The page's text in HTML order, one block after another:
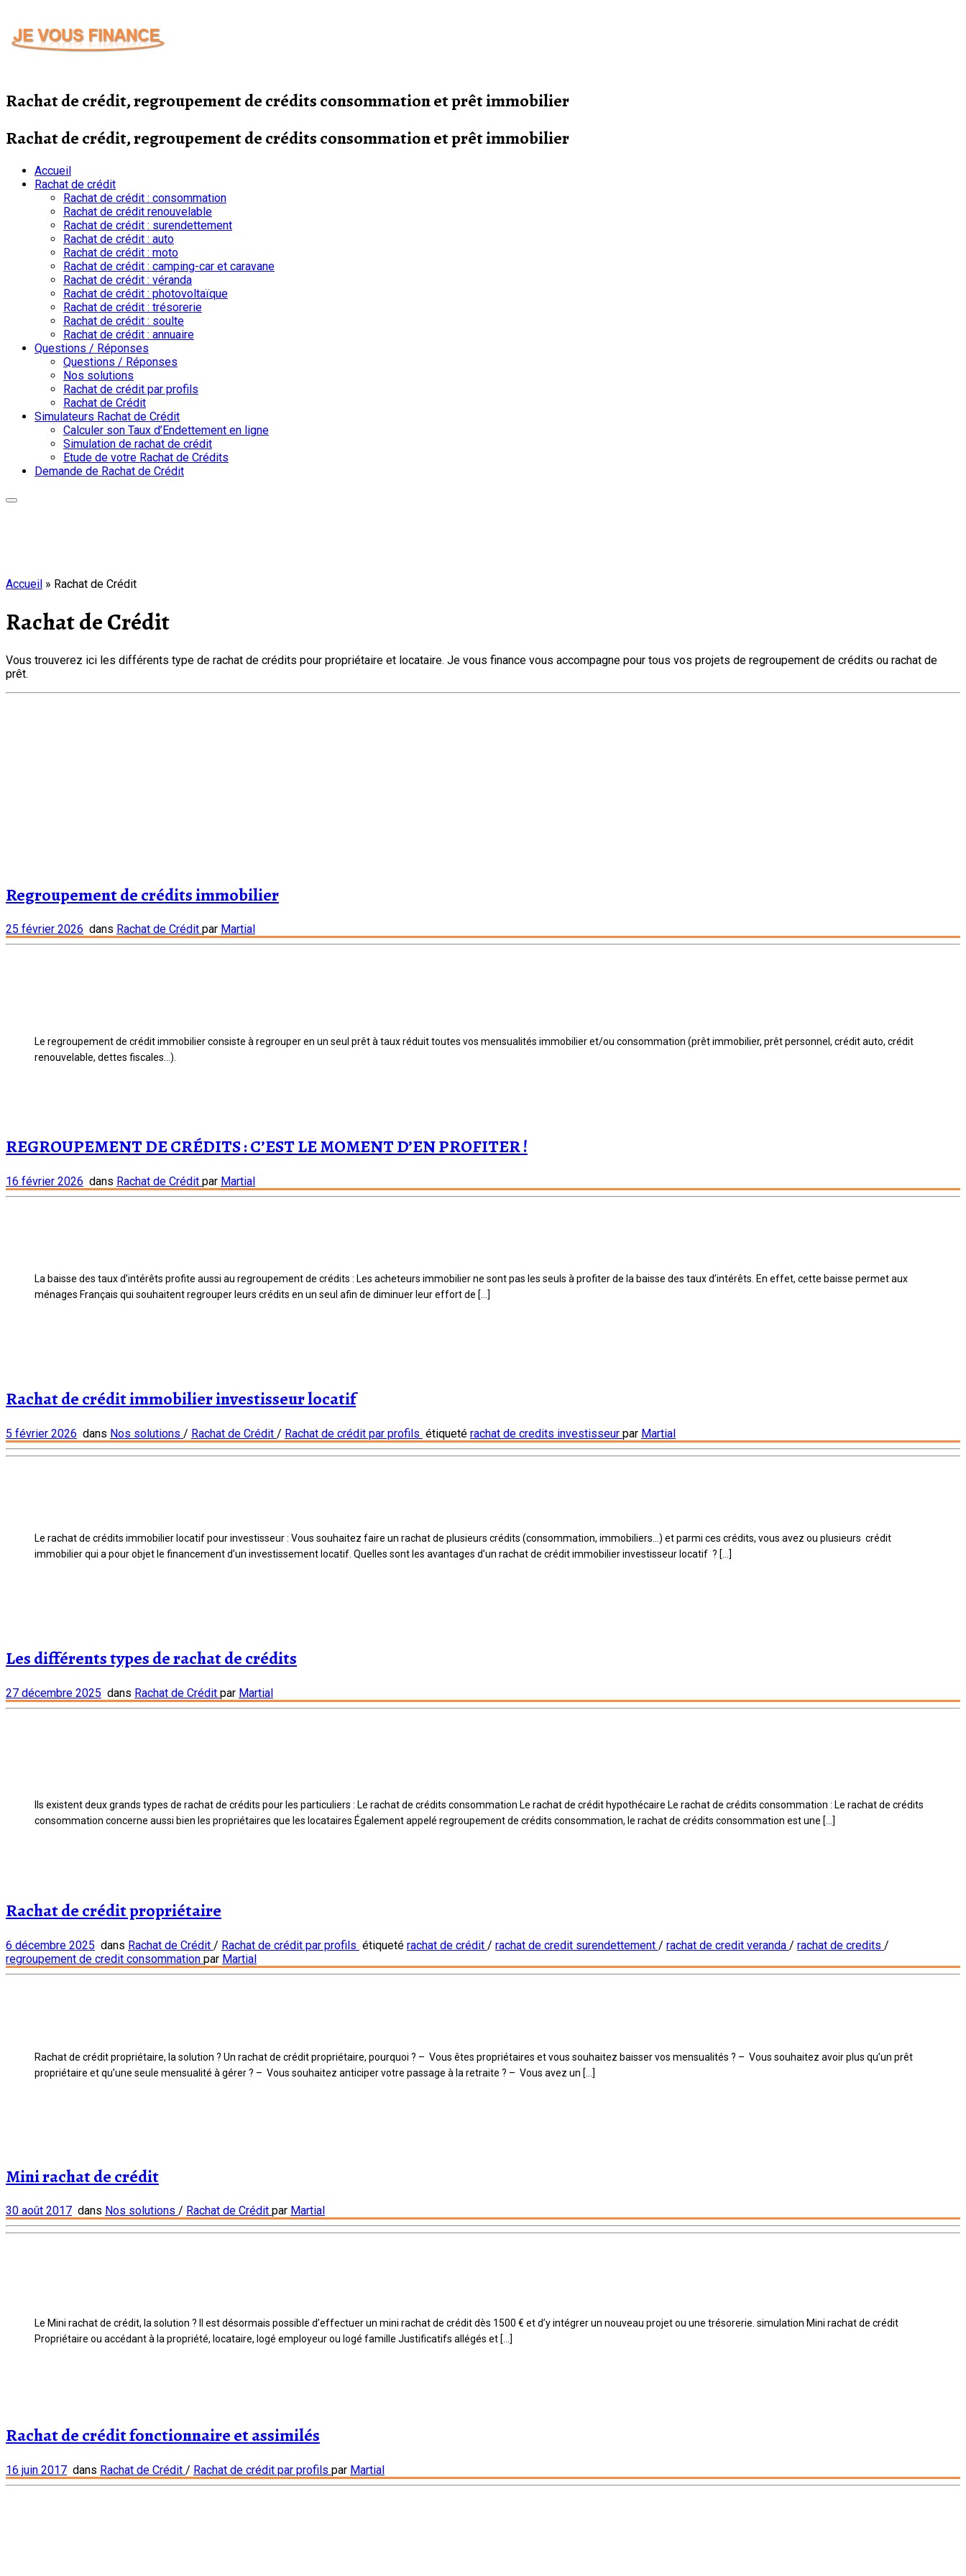
contenu
Rachat de crédit, regroupement de crédits consommation et prêt immobilier
Rachat de crédit, regroupement de crédits consommation et prêt immobilier
Accueil
Rachat de crédit
Rachat de crédit : consommation
Rachat de crédit renouvelable
Rachat de crédit : surendettement
Rachat de crédit : auto
Rachat de crédit : moto
Rachat de crédit : camping-car et caravane
Rachat de crédit : véranda
Rachat de crédit : photovoltaïque
Rachat de crédit : trésorerie
Rachat de crédit : soulte
Rachat de crédit : annuaire
Questions / Réponses
Questions / Réponses
Nos solutions
Rachat de crédit par profils
Rachat de Crédit
Simulateurs Rachat de Crédit
Calculer son Taux d’Endettement en ligne
Simulation de rachat de crédit
Etude de votre Rachat de Crédits
Demande de Rachat de Crédit
Accueil » Rachat de Crédit
Rachat de Crédit
Vous trouverez ici les différents type de rachat de crédits pour propriétaire et locataire. Je vous finance vous accompagne pour tous vos projets de regroupement de crédits ou rachat de
prêt.
Le regroupement de crédit immobilier consiste à regrouper en un seul prêt à taux réduit toutes vos mensualités immobilier et/ou consommation (prêt immobilier, prêt personnel, crédit auto, crédit
renouvelable, dettes fiscales...).
Regroupement de crédits immobilier
25 février 2026 dans Rachat de Crédit par Martial
La baisse des taux d’intérêts profite aussi au regroupement de crédits : Les acheteurs immobilier ne sont pas les seuls à profiter de la baisse des taux d’intérêts. En effet, cette baisse permet aux
ménages Français qui souhaitent regrouper leurs crédits en un seul afin de diminuer leur effort de […]
REGROUPEMENT DE CRÉDITS : C’EST LE MOMENT D’EN PROFITER !
16 février 2026 dans Rachat de Crédit par Martial
Le rachat de crédits immobilier locatif pour investisseur : Vous souhaitez faire un rachat de plusieurs crédits (consommation, immobiliers…) et parmi ces crédits, vous avez ou plusieurs crédit
immobilier qui a pour objet le financement d’un investissement locatif. Quelles sont les avantages d’un rachat de crédit immobilier investisseur locatif ? […]
Rachat de crédit immobilier investisseur locatif
5 février 2026 dans Nos solutions / Rachat de Crédit / Rachat de crédit par profils étiqueté rachat de credits investisseur par Martial
Ils existent deux grands types de rachat de crédits pour les particuliers : Le rachat de crédits consommation Le rachat de crédit hypothécaire Le rachat de crédits consommation : Le rachat de crédits
consommation concerne aussi bien les propriétaires que les locataires Également appelé regroupement de crédits consommation, le rachat de crédits consommation est une […]
Les différents types de rachat de crédits
27 décembre 2025 dans Rachat de Crédit par Martial
Rachat de crédit propriétaire, la solution ? Un rachat de crédit propriétaire, pourquoi ? – Vous êtes propriétaires et vous souhaitez baisser vos mensualités ? – Vous souhaitez avoir plus qu’un prêt
propriétaire et qu’une seule mensualité à gérer ? – Vous souhaitez anticiper votre passage à la retraite ? – Vous avez un […]
Rachat de crédit propriétaire
6 décembre 2025 dans Rachat de Crédit / Rachat de crédit par profils étiqueté rachat de crédit / rachat de credit surendettement / rachat de credit veranda / rachat de credits /
regroupement de credit consommation par Martial
Le Mini rachat de crédit, la solution ? Il est désormais possible d’effectuer un mini rachat de crédit dès 1500 € et d’y intégrer un nouveau projet ou une trésorerie. simulation Mini rachat de crédit
Propriétaire ou accédant à la propriété, locataire, logé employeur ou logé famille Justificatifs allégés et […]
Mini rachat de crédit
30 août 2017 dans Nos solutions / Rachat de Crédit par Martial
Rachat de crédit fonctionnaire et assimilés
16 juin 2017 dans Rachat de Crédit / Rachat de crédit par profils par Martial